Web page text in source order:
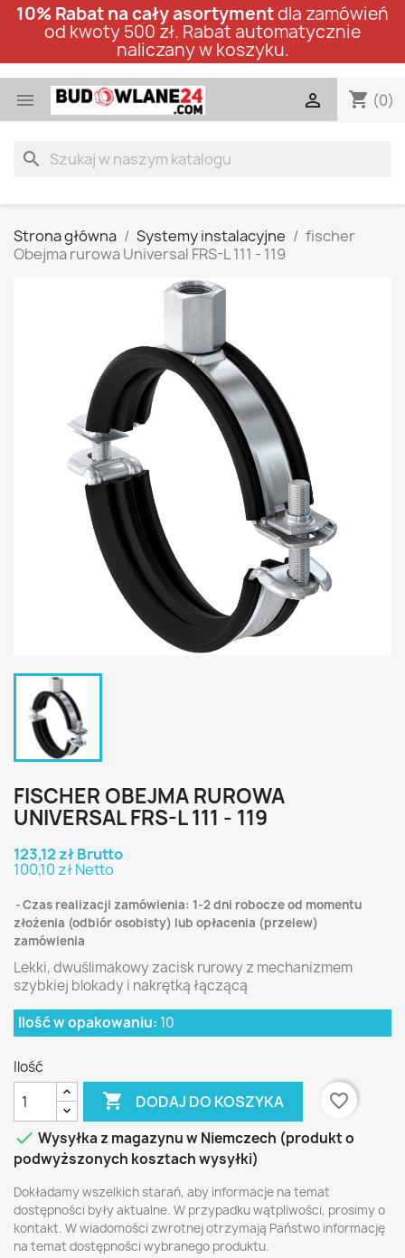
10% Rabat na cały asortymentdla zamówień
od kwoty 500 zł. Rabat automatycznie
naliczany w koszyku.
 shopping_cart (0)

search
Strona główna Systemy instalacyjne
fischer
Obejma rurowa Universal FRS-L 111 - 119
FISCHER OBEJMA RUROWA
UNIVERSAL FRS-L 111 - 119
123,12 zł Brutto
100,10 zł Netto
Czas realizacji zamówienia: 1-2 dni robocze od momentu
złożenia (odbiór osobisty) lub opłacenia (przelew)
zamówienia
Lekki, dwuślimakowy zacisk rurowy z mechanizmem
szybkiej blokady i nakrętką łączącą
Ilość w opakowaniu: 10
Ilość
 DODAJ DO KOSZYKA
favorite_border
 Wysyłka z magazynu w Niemczech (produkt o
podwyższonych kosztach wysyłki)
Dokładamy wszelkich starań, aby informacje na temat
dostępności były aktualne. W przypadku wątpliwości, prosimy o
kontakt. W wiadomości zwrotnej otrzymają Państwo informację
na temat dostępności wybranego produktu.